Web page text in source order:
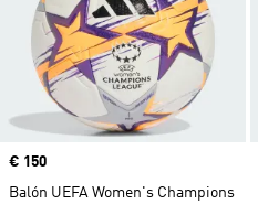
Precio
€ 150
Balón UEFA Women's Champions